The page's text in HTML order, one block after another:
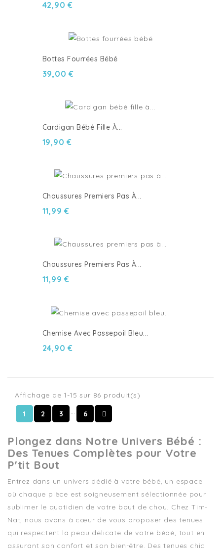
42,90 €
Bottes Fourrées Bébé
39,00 €
Cardigan Bébé Fille À...
19,90 €
Chaussures Premiers Pas À...
11,99 €
Chaussures Premiers Pas À...
11,99 €
Chemise Avec Passepoil Bleu...
24,90 €
Affichage de 1-15 sur 86 produit(s)
1 2 3 … 6
Plongez dans Notre Univers Bébé :
Des Tenues Complètes pour Votre
P'tit Bout
Entrez dans un univers dédié à votre bébé, un espace
où chaque pièce est soigneusement sélectionnée pour
sublimer le quotidien de votre bout de chou. Chez Tim-
Nat, nous avons à cœur de vous proposer des tenues
qui respectent la peau délicate de votre bébé, tout en
assurant son confort et son bien-être. Des tenues chic